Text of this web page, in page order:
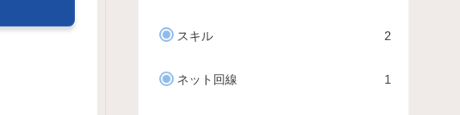
スキル 2
ネット回線 1